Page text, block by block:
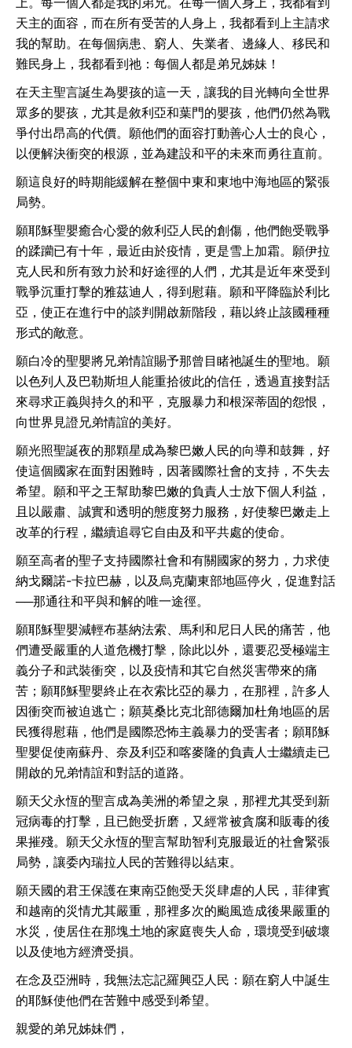
天主的面容，而在所有受苦的人身上，我都看到上主請求
我的幫助。在每個病患、窮人、失業者、邊緣人、移民和
難民身上，我都看到祂：每個人都是弟兄姊妹！
在天主聖言誕生為嬰孩的這一天，讓我的目光轉向全世界
眾多的嬰孩，尤其是敘利亞和葉門的嬰孩，他們仍然為戰
爭付出昂高的代價。願他們的面容打動善心人士的良心，
以便解決衝突的根源，並為建設和平的未來而勇往直前。
願這良好的時期能緩解在整個中東和東地中海地區的緊張
局勢。
願耶穌聖嬰癒合心愛的敘利亞人民的創傷，他們飽受戰爭
的蹂躪已有十年，最近由於疫情，更是雪上加霜。願伊拉
克人民和所有致力於和好途徑的人們，尤其是近年來受到
戰爭沉重打擊的雅茲迪人，得到慰藉。願和平降臨於利比
亞，使正在進行中的談判開啟新階段，藉以終止該國種種
形式的敵意。
願白冷的聖嬰將兄弟情誼賜予那曾目睹祂誕生的聖地。願
以色列人及巴勒斯坦人能重拾彼此的信任，透過直接對話
來尋求正義與持久的和平，克服暴力和根深蒂固的怨恨，
向世界見證兄弟情誼的美好。
願光照聖誕夜的那顆星成為黎巴嫩人民的向導和鼓舞，好
使這個國家在面對困難時，因著國際社會的支持，不失去
希望。願和平之王幫助黎巴嫩的負責人士放下個人利益，
且以嚴肅、誠實和透明的態度努力服務，好使黎巴嫩走上
改革的行程，繼續追尋它自由及和平共處的使命。
願至高者的聖子支持國際社會和有關國家的努力，力求使
納戈爾諾-卡拉巴赫，以及烏克蘭東部地區停火，促進對話
──那通往和平與和解的唯一途徑。
願耶穌聖嬰減輕布基納法索、馬利和尼日人民的痛苦，他
們遭受嚴重的人道危機打擊，除此以外，還要忍受極端主
義分子和武裝衝突，以及疫情和其它自然災害帶來的痛
苦；願耶穌聖嬰終止在衣索比亞的暴力，在那裡，許多人
因衝突而被迫逃亡；願莫桑比克北部德爾加杜角地區的居
民獲得慰藉，他們是國際恐怖主義暴力的受害者；願耶穌
聖嬰促使南蘇丹、奈及利亞和喀麥隆的負責人士繼續走已
開啟的兄弟情誼和對話的道路。
願天父永恆的聖言成為美洲的希望之泉，那裡尤其受到新
冠病毒的打擊，且已飽受折磨，又經常被貪腐和販毒的後
果摧殘。願天父永恆的聖言幫助智利克服最近的社會緊張
局勢，讓委內瑞拉人民的苦難得以結束。
願天國的君王保護在東南亞飽受天災肆虐的人民，菲律賓
和越南的災情尤其嚴重，那裡多次的颱風造成後果嚴重的
水災，使居住在那塊土地的家庭喪失人命，環境受到破壞
以及使地方經濟受損。
在念及亞洲時，我無法忘記羅興亞人民：願在窮人中誕生
的耶穌使他們在苦難中感受到希望。
親愛的弟兄姊妹們，